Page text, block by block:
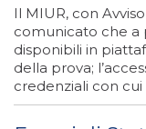
Il MIUR, con
comunicato che a
disponibili in
della prova;
credenziali con cui